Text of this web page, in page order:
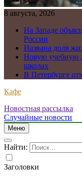
8 августа, 2026
На Западе
России
Названа доля
Новую учебную
школах
В Петербурге
Кафе
Новостная рассылка
Случайные новости
Меню
Найти:
Заголовки